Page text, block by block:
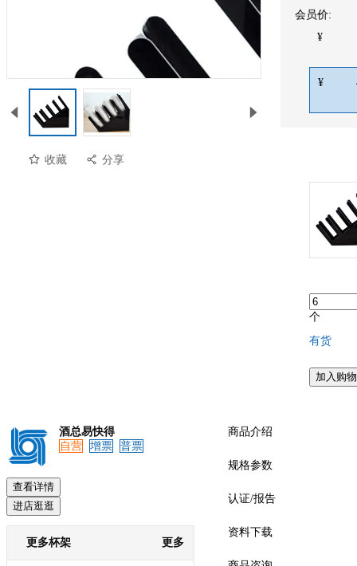
收藏 分享
会员价:
¥
¥
个
有货
加入购
酒总易快得
自营
增票 普票
查看详情
进店逛逛
更多杯架 更多
商品介绍
规格参数
认证/报告
资料下载